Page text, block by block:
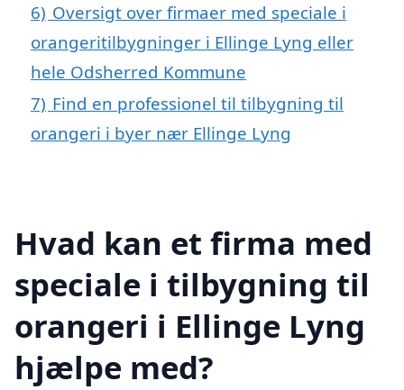
6) Oversigt over firmaer med speciale i
orangeritilbygninger i Ellinge Lyng eller
hele Odsherred Kommune
7) Find en professionel til tilbygning til
orangeri i byer nær Ellinge Lyng
Hvad kan et firma med
speciale i tilbygning til
orangeri i Ellinge Lyng
hjælpe med?